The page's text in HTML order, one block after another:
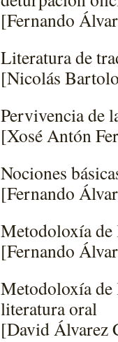
[Fernando
Literatura de
[Nicolás
Pervivencia de
[Xosé Antón
Nociones
[Fernando
Metodoloxía de
[Fernando
Metodoloxía de
literatura oral
[David Álvarez